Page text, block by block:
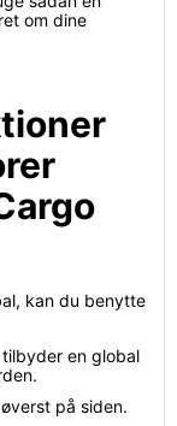
om dine
kan du benytte
en global
på siden.